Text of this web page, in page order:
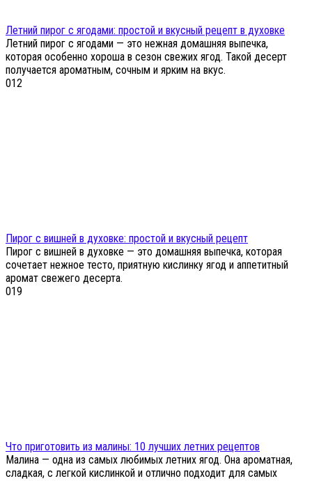
Летний пирог с ягодами: простой и вкусный рецепт в духовке
Летний пирог с ягодами — это нежная домашняя выпечка,
которая особенно хороша в сезон свежих ягод. Такой десерт
получается ароматным, сочным и ярким на вкус.
012
Пирог с вишней в духовке: простой и вкусный рецепт
Пирог с вишней в духовке — это домашняя выпечка, которая
сочетает нежное тесто, приятную кислинку ягод и аппетитный
аромат свежего десерта.
019
Что приготовить из малины: 10 лучших летних рецептов
Малина — одна из самых любимых летних ягод. Она ароматная,
сладкая, с легкой кислинкой и отлично подходит для самых